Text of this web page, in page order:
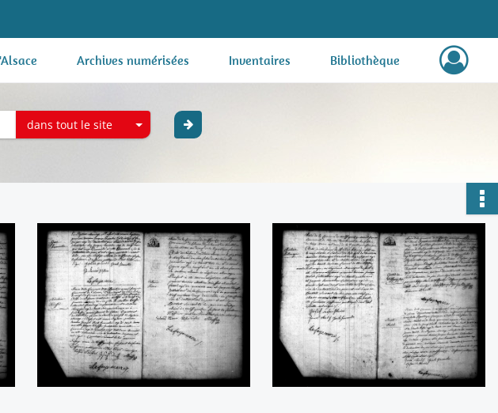
Archives numérisées Inventaires Bibliothèque
dans tout le site